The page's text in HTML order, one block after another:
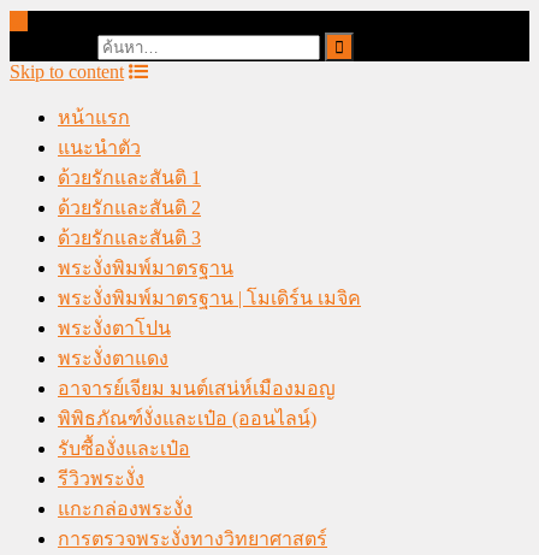
Skip to content
หน้าแรก
แนะนำตัว
ด้วยรักและสันติ 1
ด้วยรักและสันติ 2
ด้วยรักและสันติ 3
พระงั่งพิมพ์มาตรฐาน
พระงั่งพิมพ์มาตรฐาน | โมเดิร์น เมจิค
พระงั่งตาโปน
พระงั่งตาแดง
อาจารย์เจียม มนต์เสน่ห์เมืองมอญ
พิพิธภัณฑ์งั่งและเป๋อ (ออนไลน์)
รับซื้องั่งและเป๋อ
รีวิวพระงั่ง
แกะกล่องพระงั่ง
การตรวจพระงั่งทางวิทยาศาสตร์